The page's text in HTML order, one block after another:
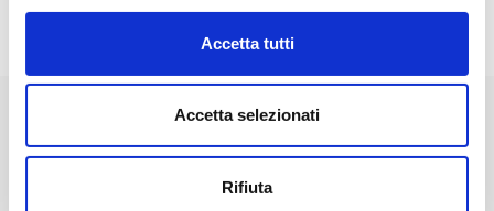
Accetta tutti
Accetta selezionati
Rifiuta
ABBIAMO ALTRE OPZIONI CHE POTREBBERO
INTERESSARTI